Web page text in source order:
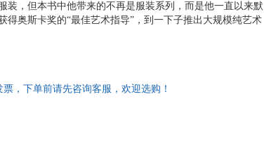
，但本书中他带来的不再是服装系列，而是他一直以来默
奥斯卡奖的“最佳艺术指导”，到一下子推出大规模纯艺术
但是在他自己看来却是自然而然的事情。
，下单前请先咨询客服，欢迎选购！